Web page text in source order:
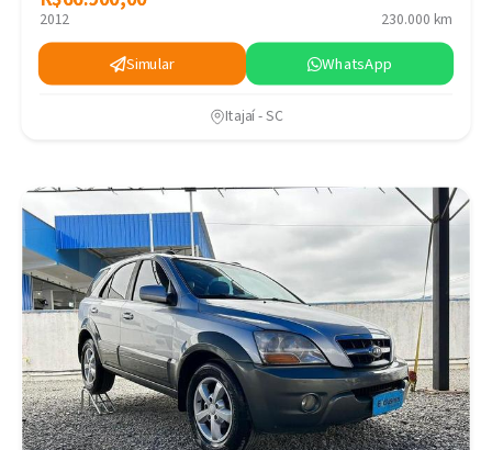
2012 230.000 km
Simular WhatsApp
Itajaí - SC